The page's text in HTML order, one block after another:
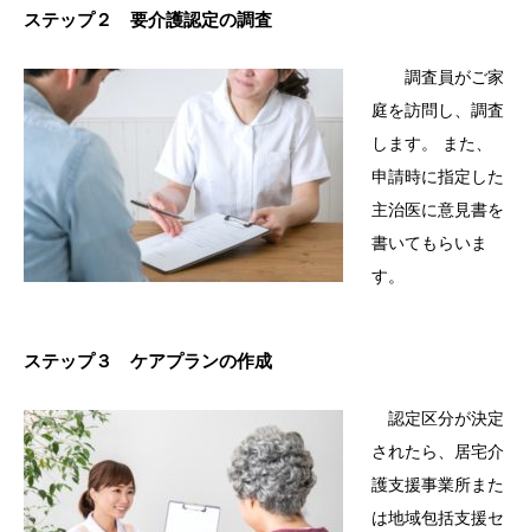
ステップ２ 要介護認定の調査
調査員がご家
庭を訪問し、調査
します。 また、
申請時に指定した
主治医に意見書を
書いてもらいま
す。
ステップ３ ケアプランの作成
認定区分が決定
されたら、居宅介
護支援事業所また
は地域包括支援セ